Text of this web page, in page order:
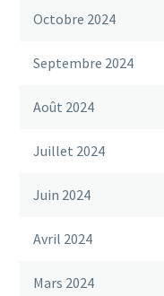
Octobre 2024
Septembre 2024
Août 2024
Juillet 2024
Juin 2024
Avril 2024
Mars 2024